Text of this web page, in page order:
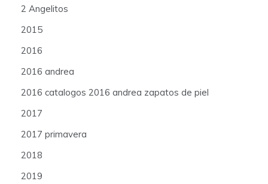
2 Angelitos
2015
2016
2016 andrea
2016 catalogos 2016 andrea zapatos de piel
2017
2017 primavera
2018
2019